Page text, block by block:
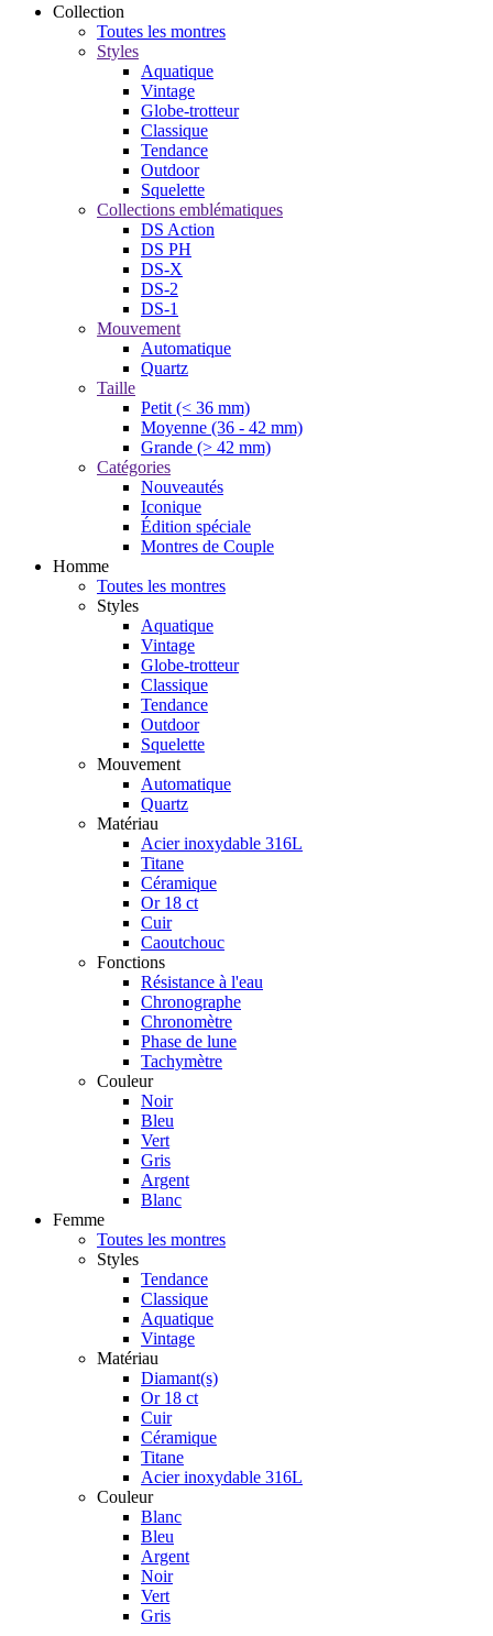
Collection
Toutes les montres
Styles
Aquatique
Vintage
Globe-trotteur
Classique
Tendance
Outdoor
Squelette
Collections emblématiques
DS Action
DS PH
DS-X
DS-2
DS-1
Mouvement
Automatique
Quartz
Taille
Petit (< 36 mm)
Moyenne (36 - 42 mm)
Grande (> 42 mm)
Catégories
Nouveautés
Iconique
Édition spéciale
Montres de Couple
Homme
Toutes les montres
Styles
Aquatique
Vintage
Globe-trotteur
Classique
Tendance
Outdoor
Squelette
Mouvement
Automatique
Quartz
Matériau
Acier inoxydable 316L
Titane
Céramique
Or 18 ct
Cuir
Caoutchouc
Fonctions
Résistance à l'eau
Chronographe
Chronomètre
Phase de lune
Tachymètre
Couleur
Noir
Bleu
Vert
Gris
Argent
Blanc
Femme
Toutes les montres
Styles
Tendance
Classique
Aquatique
Vintage
Matériau
Diamant(s)
Or 18 ct
Cuir
Céramique
Titane
Acier inoxydable 316L
Couleur
Blanc
Bleu
Argent
Noir
Vert
Gris